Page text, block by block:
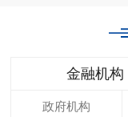
金融机构
政府机构